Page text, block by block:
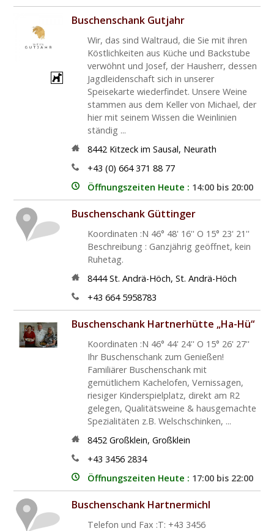
Buschenschank Gutjahr
Wir, das sind Waltraud, die Sie mit ihren
Köstlichkeiten aus Küche und Backstube
verwöhnt und Josef, der Hausherr, dessen
Jagdleidenschaft sich in unserer
Speisekarte wiederfindet. Unsere Weine
stammen aus dem Keller von Michael, der
hier mit seinem Wissen die Weinlinien
ständig ...
8442 Kitzeck im Sausal, Neurath
+43 (0) 664 371 88 77
Öffnungszeiten Heute : 14:00 bis 20:00
Buschenschank Güttinger
Koordinaten :N 46° 48' 16'' O 15° 23' 21''
Beschreibung : Ganzjährig geöffnet, kein
Ruhetag.
8444 St. Andrä-Höch, St. Andrä-Höch
+43 664 5958783
Buschenschank Hartnerhütte „Ha-Hü“
Koordinaten :N 46° 44' 24'' O 15° 26' 27''
Ihr Buschenschank zum Genießen!
Familiärer Buschenschank mit
gemütlichem Kachelofen, Vernissagen,
riesiger Kinderspielplatz, direkt am R2
gelegen, Qualitätsweine & hausgemachte
Spezialitäten z.B. Welschschinken, ...
8452 Großklein, Großklein
+43 3456 2834
Öffnungszeiten Heute : 17:00 bis 22:00
Buschenschank Hartnermichl
Telefon und Fax :T: +43 3456